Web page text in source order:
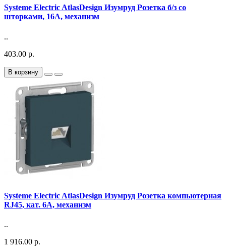
Systeme Electric AtlasDesign Изумруд Розетка б/з со
шторками, 16А, механизм
..
403.00 р.
В корзину
Systeme Electric AtlasDesign Изумруд Розетка компьютерная
RJ45, кат. 6A, механизм
..
1 916.00 р.